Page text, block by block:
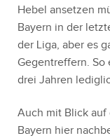
Hebel ansetzen
Bayern in der
der Liga, aber es
Gegentreffern. So
drei Jahren
Auch mit Blick auf
Bayern hier